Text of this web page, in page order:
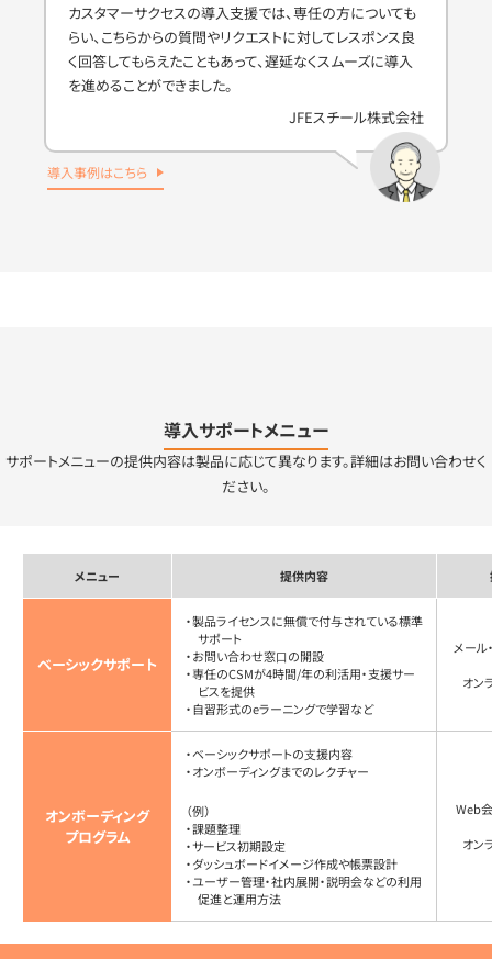
カスタマーサクセスの導入支援では、専任の方についても
らい、こちらからの質問やリクエストに対してレスポンス良
く回答してもらえたこともあって、遅延なくスムーズに導入
を進めることができました。
JFEスチール株式会社
導入事例はこちら
導入サポートメニュー
サポートメニューの提供内容は製品に応じて異なります。詳細はお問い合わせく
ださい。
メニュー 提供内容
ベーシックサポート
・製品ライセンスに無償で付与されている標準
サポート
・お問い合わせ窓⼝の開設
・専任のCSMが4時間/年の利活用・支援サー
ビスを提供
・自習形式のeラーニングで学習など
メール
オン
オンボーディング
プログラム
・ベーシックサポートの⽀援内容
・オンボーディングまでのレクチャー
（例）
・課題整理
・サービス初期設定
・ダッシュボードイメージ作成や帳票設計
・ユーザー管理・社内展開・説明会などの利用
促進と運用方法
Web
オン